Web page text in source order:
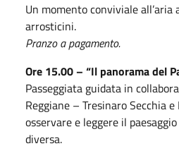
Un momento conviviale all’aria
arrosticini.
Pranzo a pagamento.
Ore 15.00 – “Il panorama del
Passeggiata guidata in
Reggiane – Tresinaro Secchia
osservare e leggere il
diversa.